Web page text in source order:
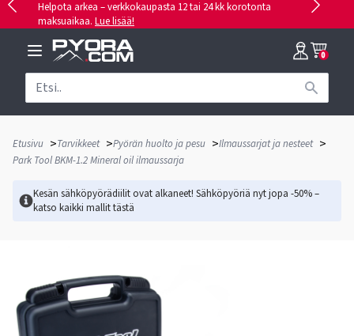
Helpota arkea – verkkokaupasta 12 tai 24 kk korotonta
maksuaikaa. Lue lisää!
0
Etusivu >Tarvikkeet >Pyörän huolto ja pesu >Ilmaussarjat ja nesteet >
Park Tool BKM-1.2 Mineral oil ilmaussarja
Kesän sähköpyörädiilit ovat alkaneet! Sähköpyöriä nyt jopa -50% –
katso kaikki mallittästä